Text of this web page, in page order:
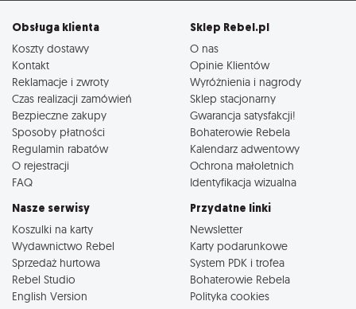
Obsługa klienta
Koszty dostawy
Kontakt
Reklamacje i zwroty
Czas realizacji zamówień
Bezpieczne zakupy
Sposoby płatności
Regulamin rabatów
O rejestracji
FAQ
Sklep Rebel.pl
O nas
Opinie Klientów
Wyróżnienia i nagrody
Sklep stacjonarny
Gwarancja satysfakcji!
Bohaterowie Rebela
Kalendarz adwentowy
Ochrona małoletnich
Identyfikacja wizualna
Nasze serwisy
Koszulki na karty
Wydawnictwo Rebel
Sprzedaż hurtowa
Rebel Studio
English Version
Przydatne linki
Newsletter
Karty podarunkowe
System PDK i trofea
Bohaterowie Rebela
Polityka cookies